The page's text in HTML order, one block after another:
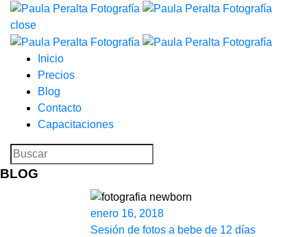
close
Inicio
Precios
Blog
Contacto
Capacitaciones
BLOG
enero 16, 2018
Sesión de fotos a bebe de 12 días